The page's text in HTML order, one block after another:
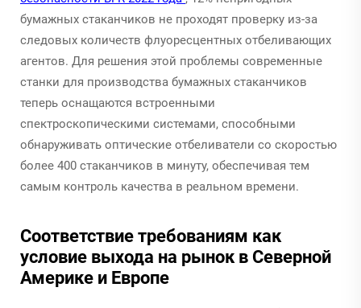
бумажных стаканчиков не проходят проверку из-за
следовых количеств флуоресцентных отбеливающих
агентов. Для решения этой проблемы современные
станки для производства бумажных стаканчиков
теперь оснащаются встроенными
спектроскопическими системами, способными
обнаруживать оптические отбеливатели со скоростью
более 400 стаканчиков в минуту, обеспечивая тем
самым контроль качества в реальном времени.
Соответствие требованиям как
условие выхода на рынок в Северной
Америке и Европе